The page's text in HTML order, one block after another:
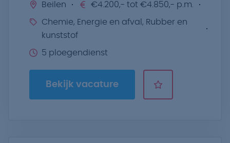
Beilen €4.200,- tot €4.850,- p.m.
Chemie, Energie en afval, Rubber en
kunststof
5 ploegendienst
Bekijk vacature